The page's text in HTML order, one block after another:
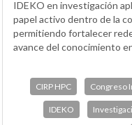
IDEKO en investigación
papel activo dentro de la
permitiendo fortalecer
avance del conocimiento
CIRP HPC Congreso
IDEKO